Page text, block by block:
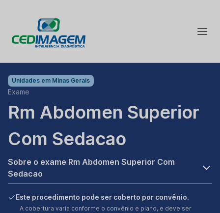
Unidades em Minas Gerais
Exame
Rm Abdomen Superior
Com Sedacao
Sobre o exame Rm Abdomen Superior Com
Sedacao
Este procedimento pode ser coberto por convênio.
A cobertura varia conforme o convênio e plano, e deve ser